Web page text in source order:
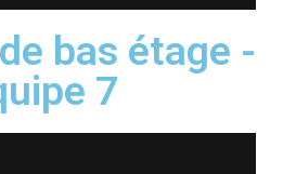
bas étage -
7